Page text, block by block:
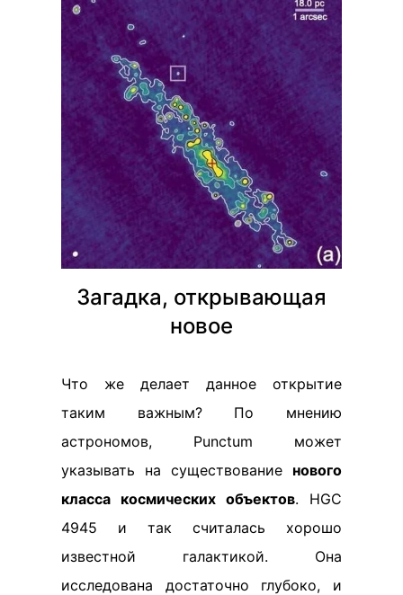
Загадка, открывающая
новое
Что же делает данное открытие
таким важным? По мнению
астрономов, Punctum может
указывать на существование нового
класса космических объектов. НGC
4945 и так считалась хорошо
известной галактикой. Она
исследована достаточно глубоко, и